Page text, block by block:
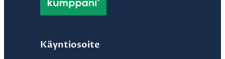
Käyntiosoite